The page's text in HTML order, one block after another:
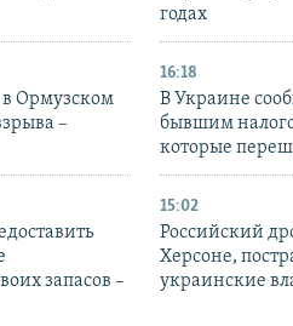
годах
в Ормузском
–
16:18
В Украине
бывшим
которые
запасов –
15:02
Российский
Херсоне,
украинские